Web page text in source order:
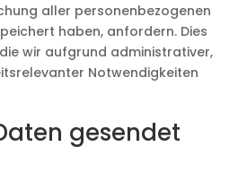
aller personenbezogenen
haben, anfordern. Dies
wir aufgrund administrativer,
Notwendigkeiten
gesendet